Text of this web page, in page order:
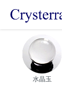
水晶玉